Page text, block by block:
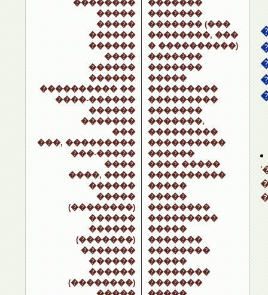
��������
�����
�����
������
������
����
������
������
���������� ��
����-������
������
�������
���
���, ���������
���-�����
����
����, ����
������
�����
(��������)
������
������
(�������)
�������
������
������
(��������)
�������
�������
������� (���
��������, ���
� ����������)
�������
�������
�����
���������
���������
�������
�������,
���������
����������
������
���� �����
����������
�����
�����
��������
���������
�����
�������
��������
�����
��������
�������